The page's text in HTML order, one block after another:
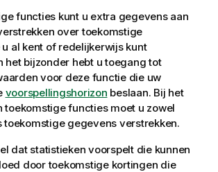
functies kunt u extra gegevens aan
over toekomstige
al kent of redelijkerwijs kunt
het bijzonder hebt u toegang tot
voor deze functie die uw
voorspellingshorizon beslaan. Bij het
toekomstige functies moet u zowel
toekomstige gegevens verstrekken.
dat statistieken voorspelt die kunnen
door toekomstige kortingen die